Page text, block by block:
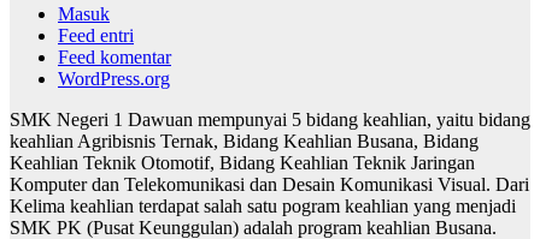
Masuk
Feed entri
Feed komentar
WordPress.org
SMK Negeri 1 Dawuan mempunyai 5 bidang keahlian, yaitu bidang
keahlian Agribisnis Ternak, Bidang Keahlian Busana, Bidang
Keahlian Teknik Otomotif, Bidang Keahlian Teknik Jaringan
Komputer dan Telekomunikasi dan Desain Komunikasi Visual. Dari
Kelima keahlian terdapat salah satu pogram keahlian yang menjadi
SMK PK (Pusat Keunggulan) adalah program keahlian Busana.